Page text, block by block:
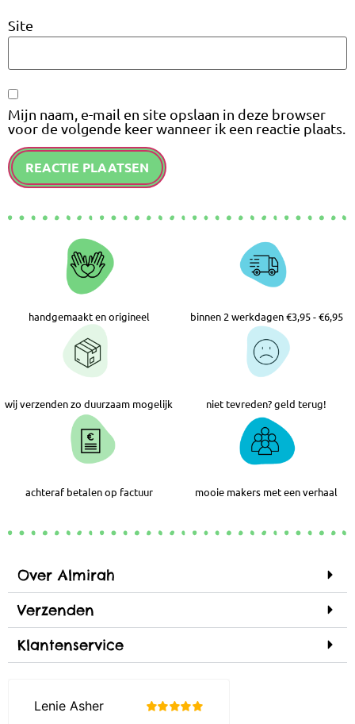
Site
Mijn naam, e-mail en site opslaan in deze browser
voor de volgende keer wanneer ik een reactie plaats.
handgemaakt en origineel binnen 2 werkdagen €3,95 - €6,95
wij verzenden zo duurzaam mogelijk niet tevreden? geld terug!
achteraf betalen op factuur mooie makers met een verhaal
Over Almirah
Verzenden
Klantenservice